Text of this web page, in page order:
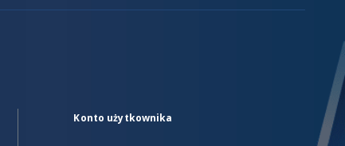
Konto użytkownika